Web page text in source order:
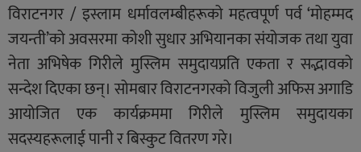
विराटनगर / इस्लाम धर्मावलम्बीहरूको महत्वपूर्ण पर्व ‘मोहम्मद
जयन्ती’को अवसरमा कोशी सुधार अभियानका संयोजक तथा युवा
नेता अभिषेक गिरीले मुस्लिम समुदायप्रति एकता र सद्भावको
सन्देश दिएका छन्। सोमबार विराटनगरको विजुली अफिस अगाडि
आयोजित एक कार्यक्रममा गिरीले मुस्लिम समुदायका
सदस्यहरूलाई पानी र बिस्कुट वितरण गरे।